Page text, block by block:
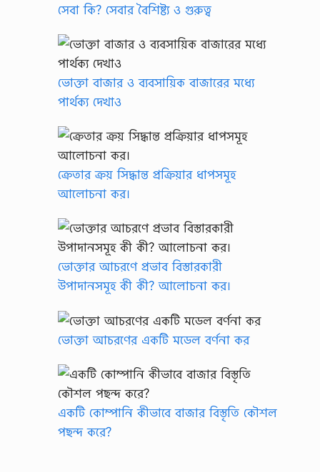
সেবা কি? সেবার বৈশিষ্ট্য ও গুরুত্ব
ভোক্তা বাজার ও ব্যবসায়িক বাজারের মধ্যে
পার্থক্য দেখাও
ক্রেতার ক্রয় সিদ্ধান্ত প্রক্রিয়ার ধাপসমূহ
আলোচনা কর।
ভোক্তার আচরণে প্রভাব বিস্তারকারী
উপাদানসমূহ কী কী? আলোচনা কর।
ভোক্তা আচরণের একটি মডেল বর্ণনা কর
একটি কোম্পানি কীভাবে বাজার বিস্তৃতি কৌশল
পছন্দ করে?